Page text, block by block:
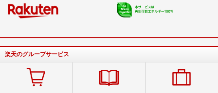
楽天のグループサービス